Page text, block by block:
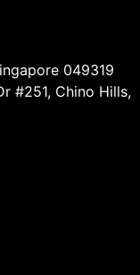
049319
#251, Chino Hills,